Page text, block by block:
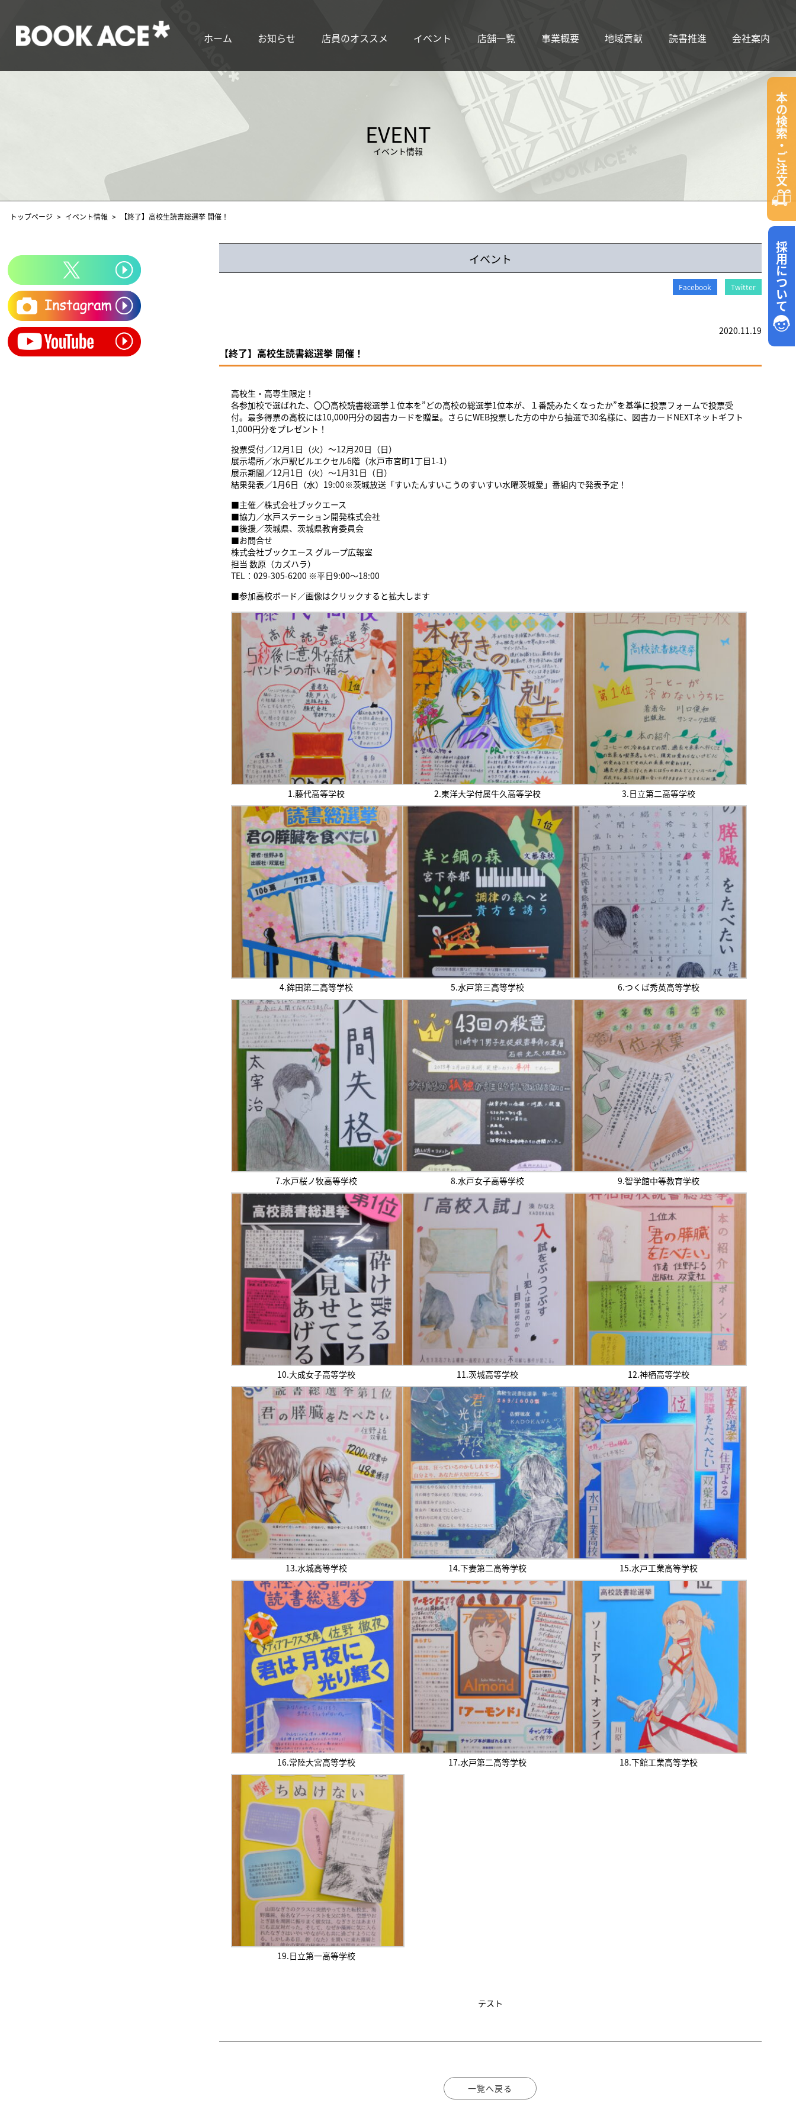
ホーム お知らせ 店員のオススメ イベント 店舗一覧 事業概要 地域貢献 読書推進 会社案内
本の検索・ご注文
採用について
EVENT
イベント情報
トップページ イベント情報 【終了】高校生読書総選挙 開催！
イベント
Facebook Twitter
2020.11.19
【終了】高校生読書総選挙 開催！
高校生・高専生限定！
各参加校で選ばれた、〇〇高校読書総選挙１位本を”どの高校の総選挙1位本が、１番読みたくなったか”を基準に投票フォームで投票受
付。最多得票の高校には10,000円分の図書カードを贈呈。さらにWEB投票した方の中から抽選で30名様に、図書カードNEXTネットギフト
1,000円分をプレゼント！
投票受付／12月1日（火）～12月20日（日）
展示場所／水戸駅ビルエクセル6階（水戸市宮町1丁目1-1）
展示期間／12月1日（火）～1月31日（日）
結果発表／1月6日（水）19:00※茨城放送「すいたんすいこうのすいすい水曜茨城愛」番組内で発表予定！
■主催／株式会社ブックエース
■協力／水戸ステーション開発株式会社
■後援／茨城県、茨城県教育委員会
■お問合せ
株式会社ブックエース グループ広報室
担当 数原（カズハラ）
TEL：029-305-6200 ※平日9:00～18:00
■参加高校ボード／画像はクリックすると拡大します
1.藤代高等学校 2.東洋大学付属牛久高等学校 3.日立第二高等学校
4.鉾田第二高等学校 5.水戸第三高等学校 6.つくば秀英高等学校
7.水戸桜ノ牧高等学校 8.水戸女子高等学校 9.智学館中等教育学校
10.大成女子高等学校 11.茨城高等学校 12.神栖高等学校
13.水城高等学校 14.下妻第二高等学校 15.水戸工業高等学校
16.常陸大宮高等学校 17.水戸第二高等学校 18.下館工業高等学校
19.日立第一高等学校
テスト
一覧へ戻る